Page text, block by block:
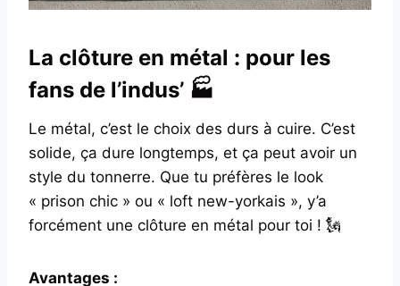
La clôture en métal : pour les
fans de l’indus’ 🏭
Le métal, c’est le choix des durs à cuire. C’est
solide, ça dure longtemps, et ça peut avoir un
style du tonnerre. Que tu préfères le look
« prison chic » ou « loft new-yorkais », y’a
forcément une clôture en métal pour toi ! 🗽
Avantages :